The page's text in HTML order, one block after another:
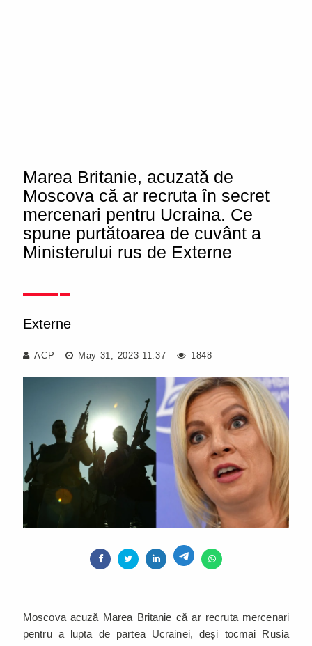
Marea Britanie, acuzată de
Moscova că ar recruta în secret
mercenari pentru Ucraina. Ce
spune purtătoarea de cuvânt a
Ministerului rus de Externe
Externe
ACP May 31, 2023 11:37 1848
Moscova acuză Marea Britanie că ar recruta mercenari
pentru a lupta de partea Ucrainei, deși tocmai Rusia